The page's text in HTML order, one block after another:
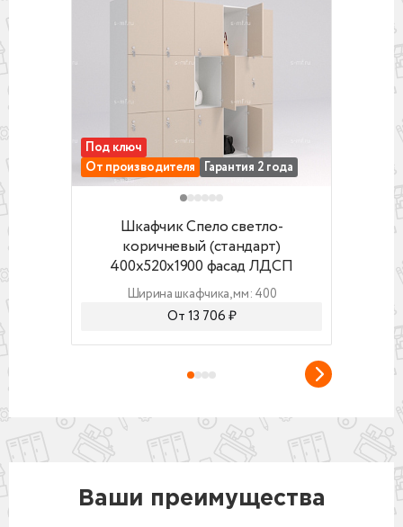
Шкафчик Спело светло-коричневый
От производителя Гарантия 2 года
Под ключ
Шкафчик Спело светло-
коричневый (стандарт)
400x520x1900 фасад ЛДСП
Ширина шкафчика, мм: 400
От 13 706 ₽
От
Ваши преимущества